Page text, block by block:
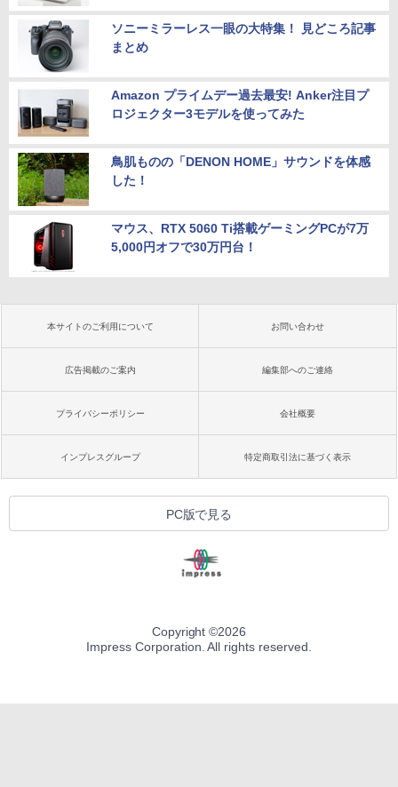
ソニーミラーレス一眼の大特集！ 見どころ記事
まとめ
Amazon プライムデー過去最安! Anker注目プ
ロジェクター3モデルを使ってみた
鳥肌ものの「DENON HOME」サウンドを体感
した！
マウス、RTX 5060 Ti搭載ゲーミングPCが7万
5,000円オフで30万円台！
本サイトのご利用について お問い合わせ
広告掲載のご案内 編集部へのご連絡
プライバシーポリシー 会社概要
インプレスグループ 特定商取引法に基づく表示
PC版で見る
Copyright ©2026
Impress Corporation. All rights reserved.